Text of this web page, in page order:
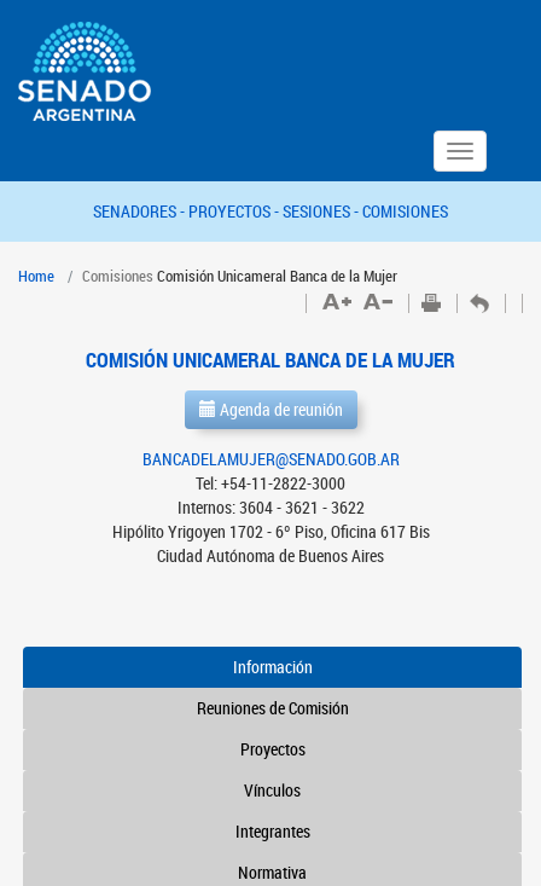
Toggle
navigation
SENADORES - PROYECTOS -SESIONES -COMISIONES
Home Comisiones Comisión Unicameral Banca de la Mujer
COMISIÓN UNICAMERAL BANCA DE LA MUJER
Agenda de reunión
BANCADELAMUJER@SENADO.GOB.AR
Tel: +54-11-2822-3000
Internos: 3604 - 3621 - 3622
Hipólito Yrigoyen 1702 - 6º Piso, Oficina 617 Bis
Ciudad Autónoma de Buenos Aires
Información
Reuniones de Comisión
Proyectos
Vínculos
Integrantes
Normativa